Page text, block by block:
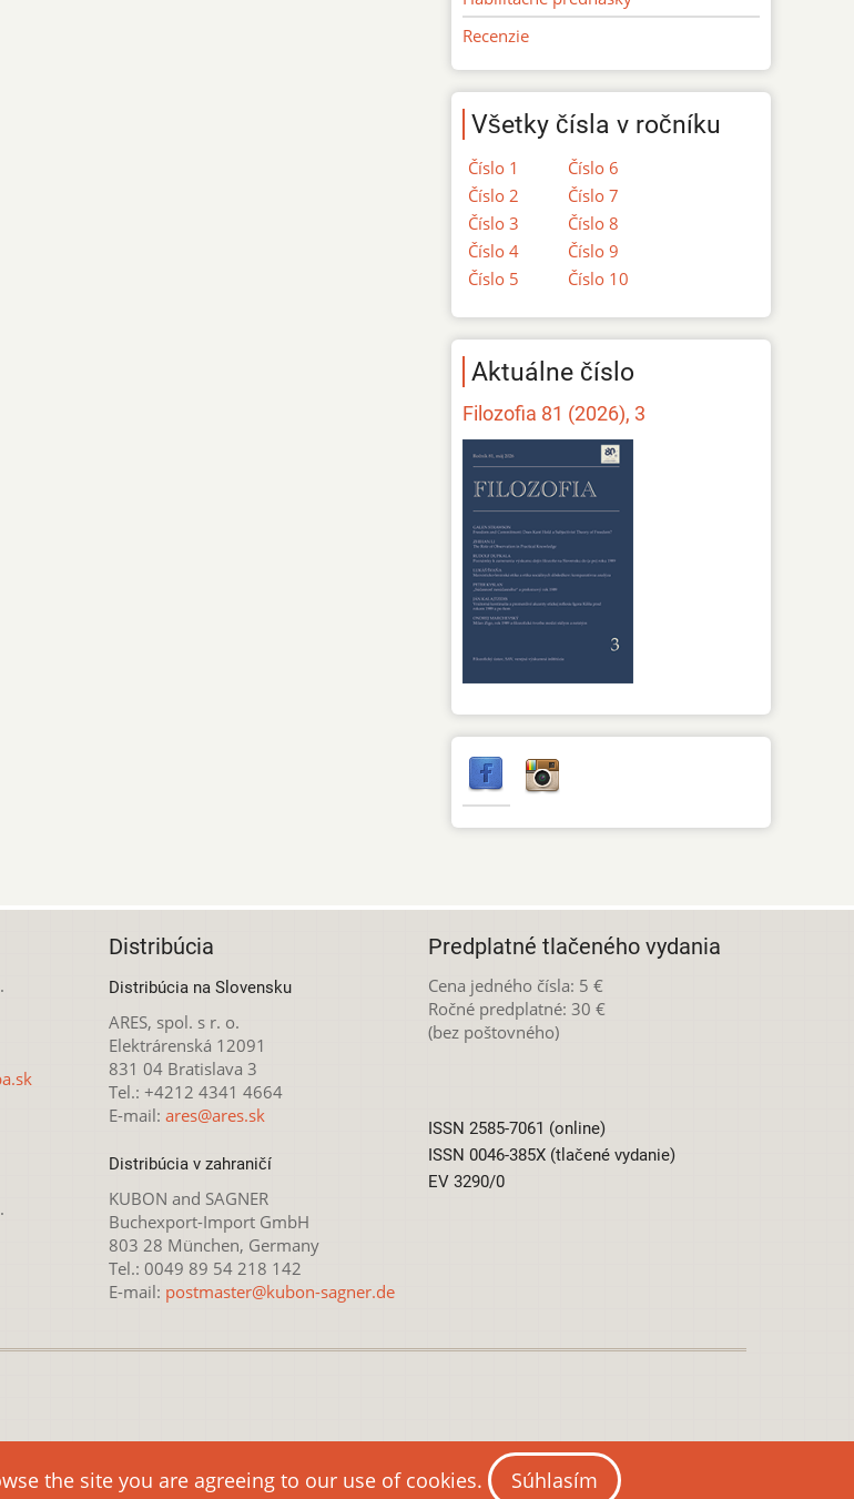
Recenzie
Všetky čísla v ročníku
Číslo 1
Číslo 2
Číslo 3
Číslo 4
Číslo 5
Číslo 6
Číslo 7
Číslo 8
Číslo 9
Číslo 10
Aktuálne číslo
Filozofia 81 (2026), 3
Distribúcia
Distribúcia na Slovensku
ARES, spol. s r. o.
Elektrárenská 12091
831 04 Bratislava 3
Tel.: +4212 4341 4664
E-mail: ares@ares.sk
Distribúcia v zahraničí
KUBON and SAGNER
Buchexport-Import GmbH
803 28 München, Germany
Tel.: 0049 89 54 218 142
E-mail: postmaster@kubon-sagner.de
Predplatné tlačeného vydania
Cena jedného čísla: 5 €
Ročné predplatné: 30 €
(bez poštovného)
ISSN 2585-7061 (online)
ISSN 0046-385X (tlačené vydanie)
EV 3290/0
Commons Attribution-NonCommercial 4.0 International License
the site you are agreeing to our use of cookies. Súhlasím